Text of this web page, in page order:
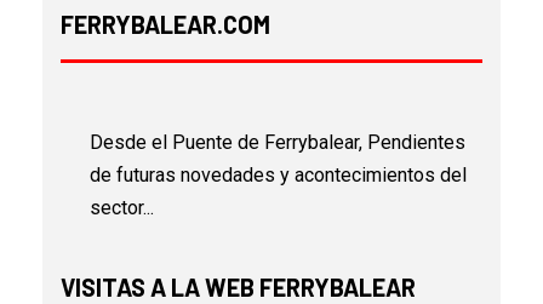
FERRYBALEAR.COM
Desde el Puente de Ferrybalear, Pendientes
de futuras novedades y acontecimientos del
sector...
VISITAS A LA WEB FERRYBALEAR